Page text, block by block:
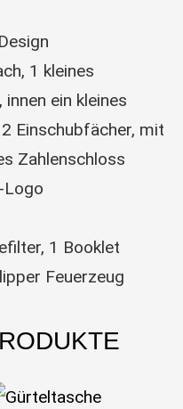
1 kleines
ein kleines
Einschubfächer, mit
Zahlenschloss
Logo
1 Booklet
Feuerzeug